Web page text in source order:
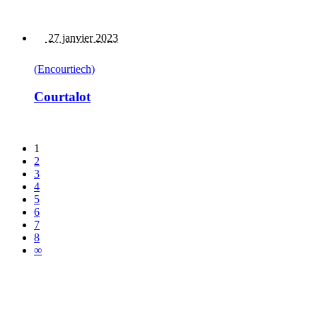
27 janvier 2023
(Encourtiech)
Courtalot
1
2
3
4
5
6
7
8
∞